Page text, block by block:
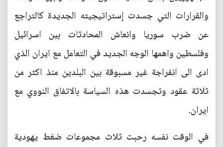
والقرارات التي جسدت إستراتيجيته الجديدة كالتراجع
عن ضرب سوريا وانعاش المحادثات بين اسرائيل
وفلسطين واهمها الوجه الجديد في التعامل مع ايران الذي
ادى الى انفراجة غير مسبوقة بين البلدين منذ اكثر من
ثلاثة عقود وتجسدت هذه السياسة بالاتفاق النووي مع
ايران.
في الوقت نفسه رحبت ثلاث مجموعات ضغط يهودية